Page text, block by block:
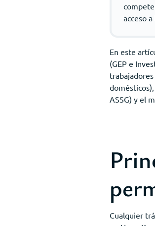
acceso
En este
(GEP e
ASSG) y el
Cualquier